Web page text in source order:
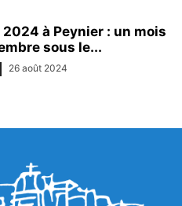
2024 à Peynier : un mois
sous le...
26 août 2024